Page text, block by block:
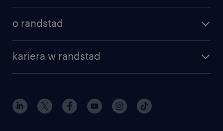
o randstad
kariera w randstad